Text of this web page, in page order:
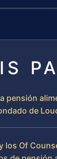
pensión
de
los Of